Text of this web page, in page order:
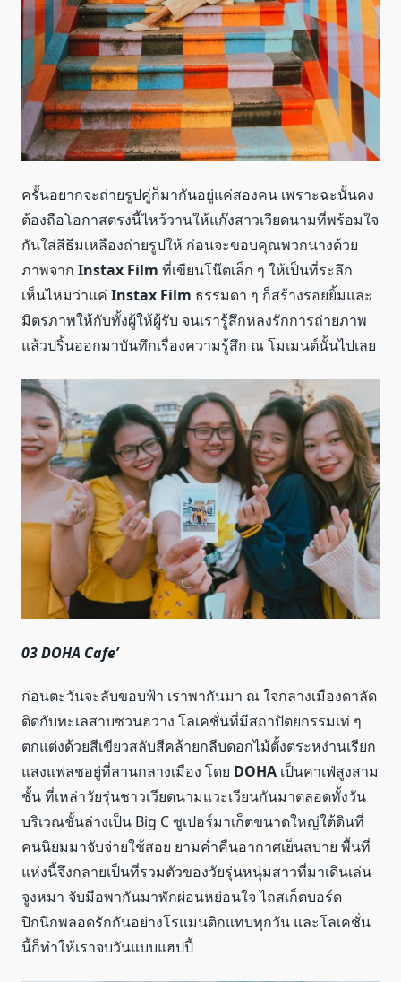
ครั้นอยากจะถ่ายรูปคู่ก็มากันอยู่แค่สองคน เพราะฉะนั้นคง
ต้องถือโอกาสตรงนี้ไหว้วานให้แก๊งสาวเวียดนามที่พร้อมใจ
กันใส่สีธีมเหลืองถ่ายรูปให้ ก่อนจะขอบคุณพวกนางด้วย
ภาพจาก Instax Film ที่เขียนโน๊ตเล็ก ๆ ให้เป็นที่ระลึก
เห็นไหมว่าแค่ Instax Film ธรรมดา ๆ ก็สร้างรอยยิ้มและ
มิตรภาพให้กับทั้งผู้ให้ผู้รับ จนเรารู้สึกหลงรักการถ่ายภาพ
แล้วปริ้นออกมาบันทึกเรื่องความรู้สึก ณ โมเมนต์นั้นไปเลย
03 DOHA Cafe’
ก่อนตะวันจะลับขอบฟ้า เราพากันมา ณ ใจกลางเมืองดาลัด
ติดกับทะเลสาบซวนฮวาง โลเคชั่นที่มีสถาปัตยกรรมเท่ ๆ
ตกแต่งด้วยสีเขียวสลับสีคล้ายกลีบดอกไม้ตั้งตระหง่านเรียก
แสงแฟลชอยู่ที่ลานกลางเมือง โดย DOHA เป็นคาเฟ่สูงสาม
ชั้น ที่เหล่าวัยรุ่นชาวเวียดนามแวะเวียนกันมาตลอดทั้งวัน
บริเวณชั้นล่างเป็น Big C ซูเปอร์มาเก็ตขนาดใหญ่ใต้ดินที่
คนนิยมมาจับจ่ายใช้สอย ยามค่ำคืนอากาศเย็นสบาย พื้นที่
แห่งนี้จึงกลายเป็นที่รวมตัวของวัยรุ่นหนุ่มสาวที่มาเดินเล่น
จูงหมา จับมือพากันมาพักผ่อนหย่อนใจ ไถสเก็ตบอร์ด
ปิกนิกพลอดรักกันอย่างโรแมนติกแทบทุกวัน และโลเคชั่น
นี้ก็ทำให้เราจบวันแบบแฮปปี้